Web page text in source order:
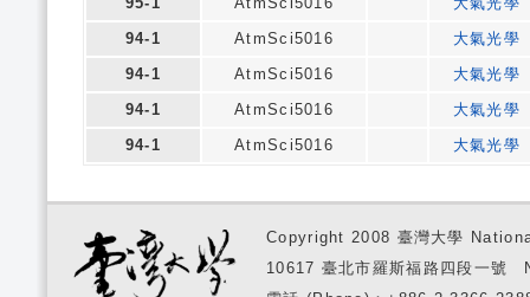
94-1
AtmSci5016
大氣光學
94-1
AtmSci5016
大氣光學
94-1
AtmSci5016
大氣光學
94-1
AtmSci5016 大氣光學
Copyright 2008 臺灣大學
10617 臺北市羅斯福路四段一